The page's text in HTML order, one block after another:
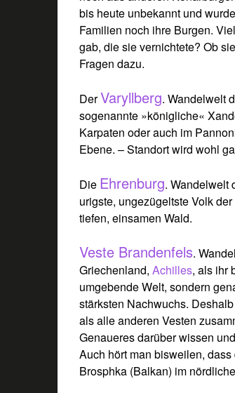
bis heute unbekannt und
Familien noch ihre Burgen.
gab, die sie vernichtete? Ob
Fragen dazu.
DerVaryllberg. Wandelwelt
sogenannte »königliche«
Karpaten oder auch im
Ebene. – Standort wird wohl
Die Ehrenburg. Wandelwelt
urigste, ungezügeltste Volk
tiefen, einsamen Wald.
Veste Brandenfels.
Griechenland,Achilles, als ihr
umgebende Welt, sondern
stärksten Nachwuchs.
als alle anderen Vesten
Genaueres darüber wissen
Auch hört man bisweilen,
Brosphka (Balkan) im